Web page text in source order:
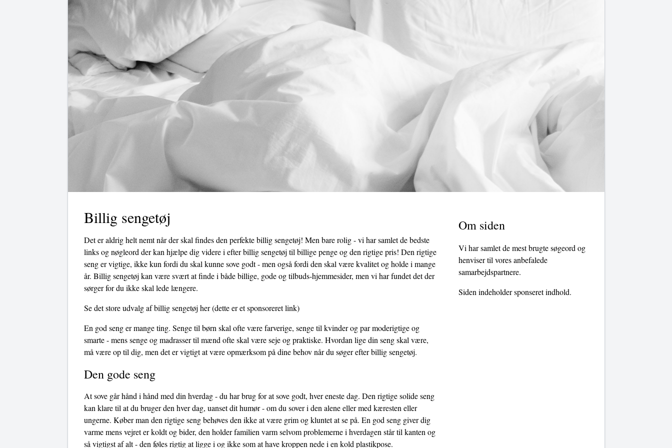
Billig sengetøj
Det er aldrig helt nemt når der skal findes den perfekte billig sengetøj! Men bare rolig - vi har samlet de bedste
links og nøgleord der kan hjælpe dig videre i efter billig sengetøj til billige penge og den rigtige pris! Den rigtige
seng er vigtige, ikke kun fordi du skal kunne sove godt - men også fordi den skal være kvalitet og holde i mange
år. Billig sengetøj kan være svært at finde i både billige, gode og tilbuds-hjemmesider, men vi har fundet det der
sørger for du ikke skal lede længere.
Se det store udvalg af billig sengetøj her(dette er et sponsoreret link)
En god seng er mange ting. Senge til børn skal ofte være farverige, senge til kvinder og par moderigtige og
smarte - mens senge og madrasser til mænd ofte skal være seje og praktiske. Hvordan lige din seng skal være,
må være op til dig, men det er vigtigt at være opmærksom på dine behov når du søger efter billig sengetøj.
Den gode seng
At sove går hånd i hånd med din hverdag - du har brug for at sove godt, hver eneste dag. Den rigtige solide seng
kan klare til at du bruger den hver dag, uanset dit humør - om du sover i den alene eller med kæresten eller
ungerne. Køber man den rigtige seng behøves den ikke at være grim og kluntet at se på. En god seng giver dig
varme mens vejret er koldt og bider, den holder familien varm selvom problemerne i hverdagen står til kanten og
så vigtigst af alt - den føles rigtig at ligge i og ikke som at have kroppen nede i en kold plastikpose.
Om siden
Vi har samlet de mest brugte søgeord og
henviser til vores anbefalede
samarbejdspartnere.
Siden indeholder sponseret indhold.